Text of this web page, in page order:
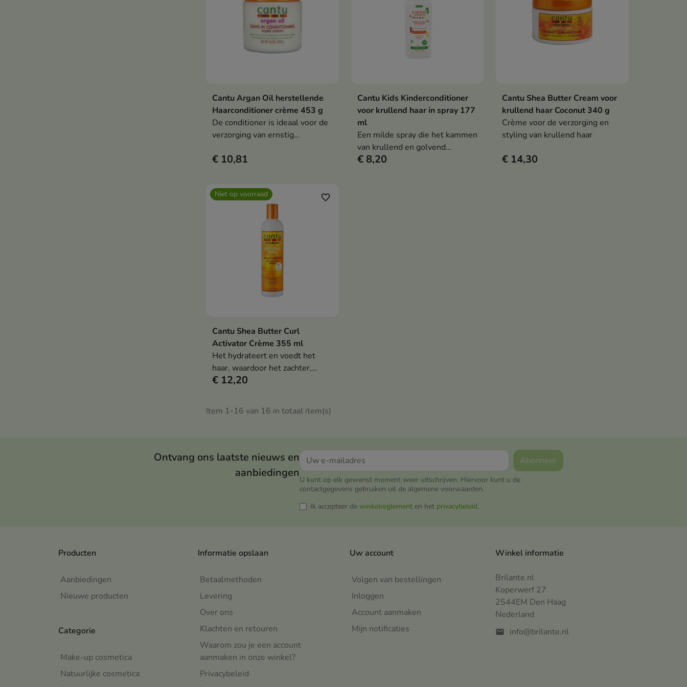
 In winkelwagen
Cantu Argan Oil herstellende
Haarconditioner crème 453 g
De conditioner is ideaal voor de
verzorging van ernstig
voor overmatige droogheid
€ 10,81
Bekijk details
Cantu Kids Kinderconditioner
voor krullend haar in spray 177
ml
Een milde spray die het kammen
van krullend en golvend
kinderhaar vergemakkelijkt.
€ 8,20
Bekijk details
Cantu Shea Butter Cream voor
krullend haar Coconut 340 g
Crème voor de verzorging en
styling van krullend haar
€ 14,30
Niet op voorraad
Bekijk details
favorite_border
Cantu Shea Butter Curl
Activator Crème 355 ml
Het hydrateert en voedt het
haar, waardoor het zachter,
gladder en gezonder wordt
€ 12,20
Item 1-16 van 16 in totaal item(s)
Ontvang ons laatste nieuws en
aanbiedingen
U kunt op elk gewenst moment weer uitschrijven. Hiervoor kunt u de
contactgegevens gebruiken uit de algemene voorwaarden.
Ik accepteer de winkelreglement en het privacybeleid.
Producten
Aanbiedingen
Nieuwe producten
Informatie opslaan
Betaalmethoden
Levering
Over ons
Klachten en retouren
Waarom zou je een account
aanmaken in onze winkel?
Privacybeleid
Categorie
Make-up cosmetica
Natuurlijke cosmetica
Uw account
Volgen van bestellingen
Inloggen
Account aanmaken
Mijn notificaties
Winkel informatie
Brilante.nl
Koperwerf 27
2544EM Den Haag
Nederland
mail info@brilante.nl